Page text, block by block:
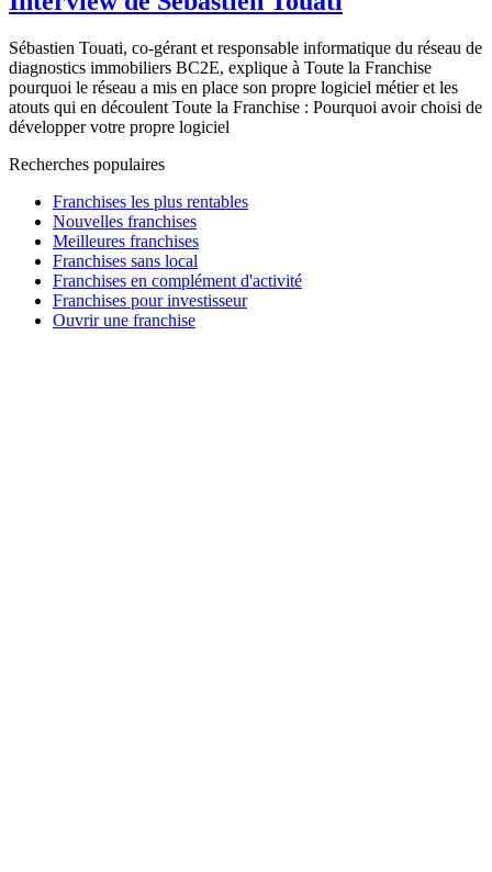
Sébastien Touati, co-gérant et responsable informatique du réseau de
diagnostics immobiliers BC2E, explique à Toute la Franchise
pourquoi le réseau a mis en place son propre logiciel métier et les
atouts qui en découlent Toute la Franchise : Pourquoi avoir choisi de
développer votre propre logiciel
Recherches populaires
Franchises les plus rentables
Nouvelles franchises
Meilleures franchises
Franchises sans local
Franchises en complément d'activité
Franchises pour investisseur
Ouvrir une franchise